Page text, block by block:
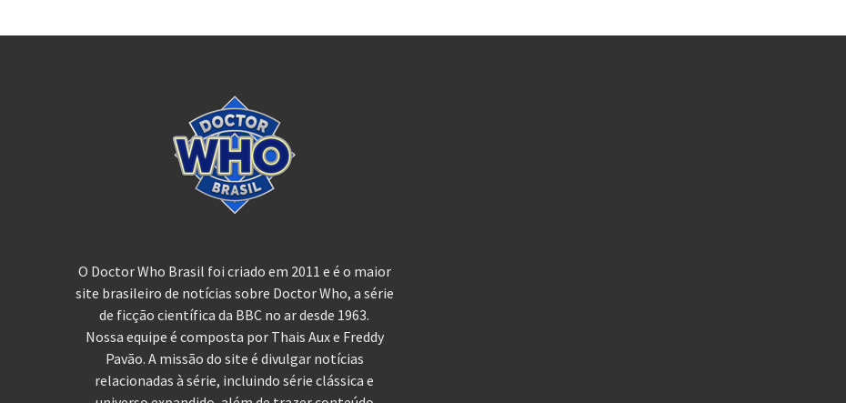
O Doctor Who Brasil foi criado em 2011 e é o maior
site brasileiro de notícias sobre Doctor Who, a série
de ficção científica da BBC no ar desde 1963.
Nossa equipe é composta por Thais Aux e Freddy
Pavão. A missão do site é divulgar notícias
relacionadas à série, incluindo série clássica e